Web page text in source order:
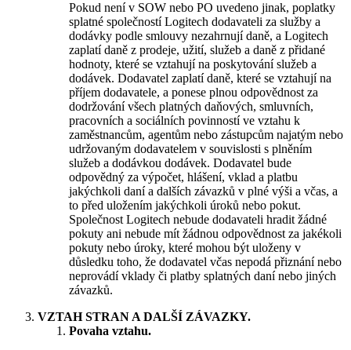
Pokud není v SOW nebo PO uvedeno jinak, poplatky
splatné společností Logitech dodavateli za služby a
dodávky podle smlouvy nezahrnují daně, a Logitech
zaplatí daně z prodeje, užití, služeb a daně z přidané
hodnoty, které se vztahují na poskytování služeb a
dodávek. Dodavatel zaplatí daně, které se vztahují na
příjem dodavatele, a ponese plnou odpovědnost za
dodržování všech platných daňových, smluvních,
pracovních a sociálních povinností ve vztahu k
zaměstnancům, agentům nebo zástupcům najatým nebo
udržovaným dodavatelem v souvislosti s plněním
služeb a dodávkou dodávek. Dodavatel bude
odpovědný za výpočet, hlášení, vklad a platbu
jakýchkoli daní a dalších závazků v plné výši a včas, a
to před uložením jakýchkoli úroků nebo pokut.
Společnost Logitech nebude dodavateli hradit žádné
pokuty ani nebude mít žádnou odpovědnost za jakékoli
pokuty nebo úroky, které mohou být uloženy v
důsledku toho, že dodavatel včas nepodá přiznání nebo
neprovádí vklady či platby splatných daní nebo jiných
závazků.
VZTAH STRAN A DALŠÍ ZÁVAZKY.
Povaha vztahu.